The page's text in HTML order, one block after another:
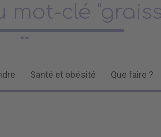
Santé et obésité Que faire ?
mot-clé